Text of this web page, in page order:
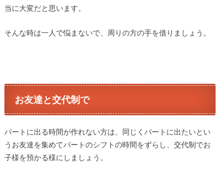
当に大変だと思います。
そんな時は一人で悩まないで、周りの方の手を借りましょう。
お友達と交代制で
パートに出る時間が作れない方は、同じくパートに出たいとい
うお友達を集めてパートのシフトの時間をずらし、交代制でお
子様を預かる様にしましょう。